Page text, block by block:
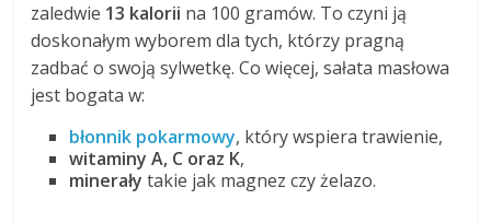
zaledwie 13 kalorii na 100 gramów. To czyni ją
doskonałym wyborem dla tych, którzy pragną
zadbać o swoją sylwetkę. Co więcej, sałata masłowa
jest bogata w:
błonnik pokarmowy, który wspiera trawienie,
witaminy A, C oraz K,
minerały takie jak magnez czy żelazo.